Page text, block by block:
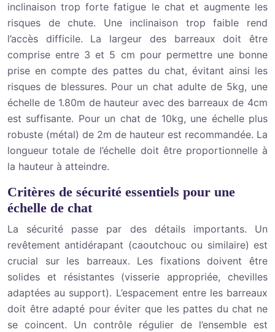
inclinaison trop forte fatigue le chat et augmente les
risques de chute. Une inclinaison trop faible rend
l’accès difficile. La largeur des barreaux doit être
comprise entre 3 et 5 cm pour permettre une bonne
prise en compte des pattes du chat, évitant ainsi les
risques de blessures. Pour un chat adulte de 5kg, une
échelle de 1.80m de hauteur avec des barreaux de 4cm
est suffisante. Pour un chat de 10kg, une échelle plus
robuste (métal) de 2m de hauteur est recommandée. La
longueur totale de l’échelle doit être proportionnelle à
la hauteur à atteindre.
Critères de sécurité essentiels pour une
échelle de chat
La sécurité passe par des détails importants. Un
revêtement antidérapant (caoutchouc ou similaire) est
crucial sur les barreaux. Les fixations doivent être
solides et résistantes (visserie appropriée, chevilles
adaptées au support). L’espacement entre les barreaux
doit être adapté pour éviter que les pattes du chat ne
se coincent. Un contrôle régulier de l’ensemble est